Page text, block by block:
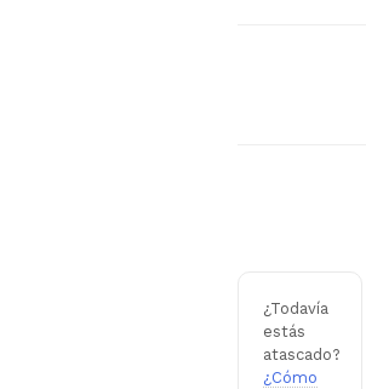
¿Todavía
estás
atascado?
¿Cómo